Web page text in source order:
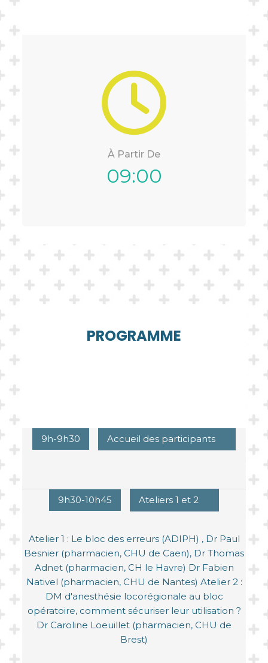
À Partir De
09:00
PROGRAMME
9h-9h30 Accueil des participants
9h30-10h45 Ateliers 1 et 2
Atelier 1 : Le bloc des erreurs (ADIPH) , Dr Paul
Besnier (pharmacien, CHU de Caen), Dr Thomas
Adnet (pharmacien, CH le Havre) Dr Fabien
Nativel (pharmacien, CHU de Nantes) Atelier 2 :
DM d'anesthésie locorégionale au bloc
opératoire, comment sécuriser leur utilisation ?
Dr Caroline Loeuillet (pharmacien, CHU de
Brest)